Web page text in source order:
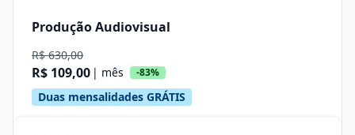
Produção Audiovisual
R$ 630,00
R$ 109,00 | mês -83%
Duas mensalidades GRÁTIS